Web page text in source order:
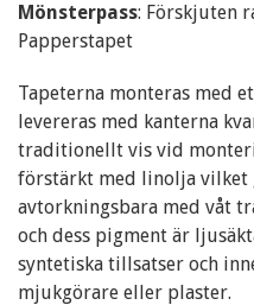
Mönsterpass: Förskjuten
Papperstapet
Tapeterna monteras med
levereras med kanterna
traditionellt vis vid
förstärkt med linolja
avtorkningsbara med våt
och dess pigment är
syntetiska tillsatser och
mjukgörare eller plaster.